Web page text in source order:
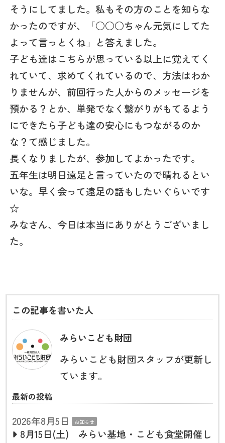
そうにしてました。私もその方のことを知らな
かったのですが、「○○○ちゃん元気にしてた
よって言っとくね」と答えました。
子ども達はこちらが思っている以上に覚えてく
れていて、求めてくれているので、方法はわか
りませんが、前回行った人からのメッセージを
預かる？とか、単発でなく繋がりがもてるよう
にできたら子ども達の安心にもつながるのか
な？て感じました。
長くなりましたが、参加してよかったです。
五年生は明日遠足と言っていたので晴れるとい
いな。早く会って遠足の話もしたいぐらいです
☆
みなさん、今日は本当にありがとうございまし
た。
この記事を書いた人
みらいこども財団
みらいこども財団スタッフが更新し
ています。
最新の投稿
2026年8月5日 お知らせ
8月15日(土) みらい基地・こども食堂開催し